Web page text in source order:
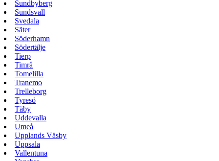
Sundbyberg
Sundsvall
Svedala
Säter
Söderhamn
Södertälje
Tierp
Timrå
Tomelilla
Tranemo
Trelleborg
Tyresö
Täby
Uddevalla
Umeå
Upplands Väsby
Uppsala
Vallentuna